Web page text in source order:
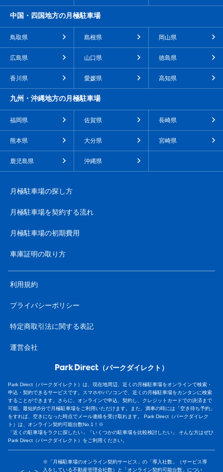
中国・四国地方の月極駐車場
鳥取県 島根県 岡山県
広島県 山口県 徳島県
香川県 愛媛県 高知県
九州・沖縄地方の月極駐車場
福岡県 佐賀県 長崎県
熊本県 大分県 宮崎県
鹿児島県 沖縄県
月極駐車場の探し方
月極駐車場を契約する流れ
月極駐車場の初期費用
車庫証明の取り方
利用規約
プライバシーポリシー
特定商取引法に関する表記
運営会社
（パークダイレクト）
Park Direct（パークダイレクト）は、現在地周辺、近くの月極駐車場をオンラインで検索・
申込・契約できるサービスです。スマホやパソコンで、近くの月極駐車場をカンタンに検索
することができます。さらに、オンラインで申込、契約し、クレジットカードでの決済まで
可能。最短約5分で月極駐車場をご利用いただけます。また、満車の時には「空き待ち予約」
をすれば、空きになった時点でメール連絡を受け取れます。 Park Direct（パークダイレク
ト）は、オンライン契約可能台数No.1！※
「近くの駐車場をラクに探したい」「いくつかの駐車場を比較検討したい」 そんな方はぜひ
Park Direct（パークダイレクト）をご利用ください。
※「月極駐車場のオンライン契約サービス」の「導入社数」（サービス導
入をしている不動産管理会社数）と「オンライン契約可能台数」につい